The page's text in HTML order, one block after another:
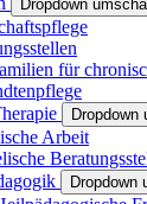
Dropdown
für
Dropdown
Arbeit
Dropdown